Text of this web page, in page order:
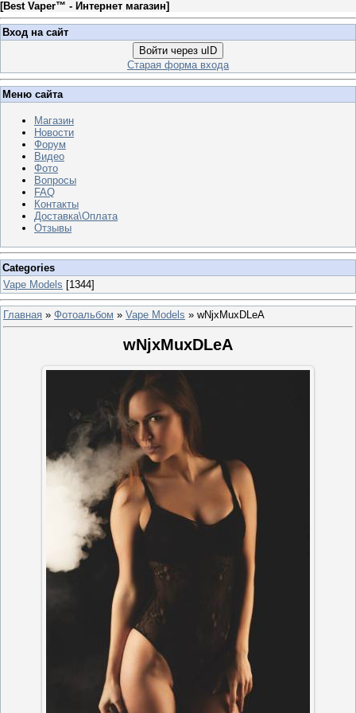
[Best Vaper™ - Интернет магазин]
Вход на сайт
Войти через uID
Старая форма входа
Меню сайта
Магазин
Новости
Форум
Видео
Фото
Вопросы
FAQ
Контакты
Доставка\Оплата
Отзывы
Categories
Vape Models [1344]
Главная » Фотоальбом » Vape Models » wNjxMuxDLeA
wNjxMuxDLeA